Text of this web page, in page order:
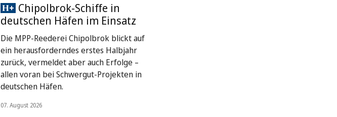
Chipolbrok-Schiffe in
deutschen Häfen im Einsatz
Die MPP-Reederei Chipolbrok blickt auf
ein herausforderndes erstes Halbjahr
zurück, vermeldet aber auch Erfolge –
allen voran bei Schwergut-Projekten in
deutschen Häfen.
07. August 2026